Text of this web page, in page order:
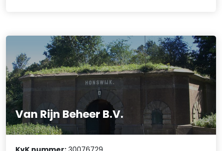
Van Rijn Beheer B.V.